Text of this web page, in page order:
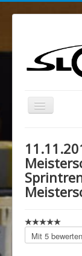
Navigation
an/aus
Region Ost
Verein
Sponsoren/
Spenden
Bitte
bewerten